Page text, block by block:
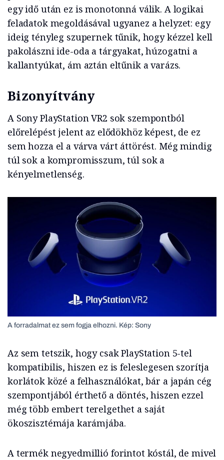
egy idő után ez is monotonná válik. A logikai
feladatok megoldásával ugyanez a helyzet: egy
ideig tényleg szupernek tűnik, hogy kézzel kell
pakolászni ide-oda a tárgyakat, húzogatni a
kallantyúkat, ám aztán eltűnik a varázs.
Bizonyítvány
A Sony PlayStation VR2 sok szempontból
előrelépést jelent az elődökhöz képest, de ez
sem hozza el a várva várt áttörést. Még mindig
túl sok a kompromisszum, túl sok a
kényelmetlenség.
A forradalmat ez sem fogja elhozni. Kép: Sony
Az sem tetszik, hogy csak PlayStation 5-tel
kompatibilis, hiszen ez is feleslegesen szorítja
korlátok közé a felhasználókat, bár a japán cég
szempontjából érthető a döntés, hiszen ezzel
még több embert terelgethet a saját
ökoszisztémája karámjába.
A termék negyedmillió forintot kóstál, de mivel